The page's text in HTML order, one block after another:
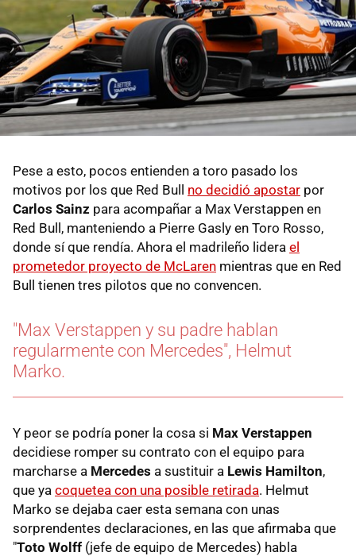
Pese a esto, pocos entienden a toro pasado los
motivos por los que Red Bull no decidió apostar por
Carlos Sainz para acompañar a Max Verstappen en
Red Bull, manteniendo a Pierre Gasly en Toro Rosso,
donde sí que rendía. Ahora el madrileño lidera el
prometedor proyecto de McLaren mientras que en Red
Bull tienen tres pilotos que no convencen.
"Max Verstappen y su padre hablan
regularmente con Mercedes", Helmut
Marko.
Y peor se podría poner la cosa si Max Verstappen
decidiese romper su contrato con el equipo para
marcharse a Mercedes a sustituir a Lewis Hamilton,
que ya coquetea con una posible retirada. Helmut
Marko se dejaba caer esta semana con unas
sorprendentes declaraciones, en las que afirmaba que
"Toto Wolff (jefe de equipo de Mercedes) habla